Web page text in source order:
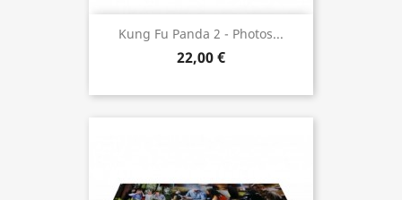
Kung Fu Panda 2 - Photos...
22,00 €